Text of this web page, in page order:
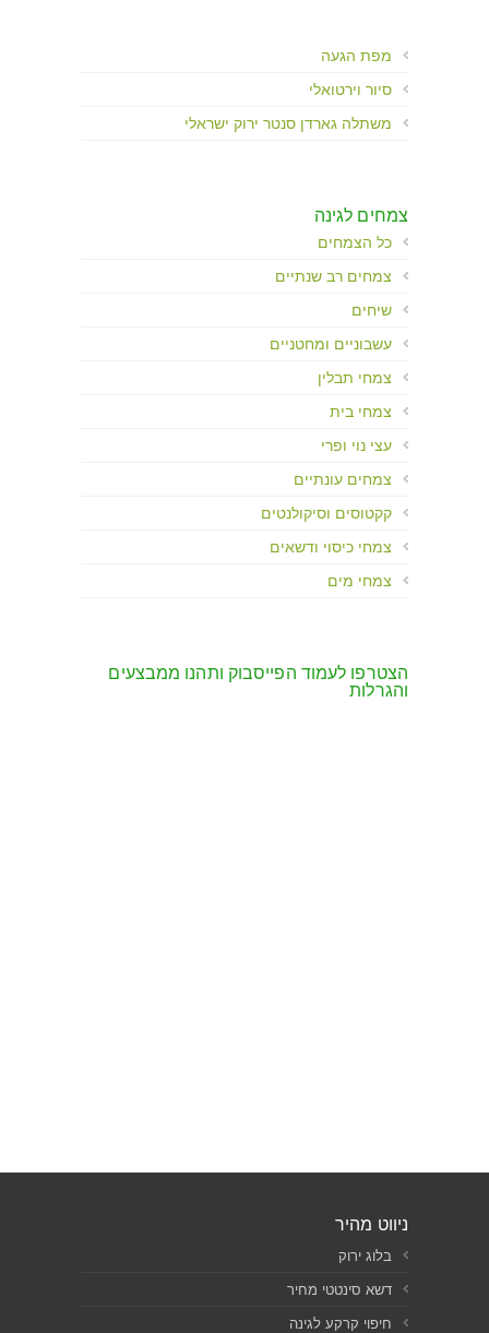
מפת הגעה
סיור וירטואלי
משתלה גארדן סנטר ירוק ישראלי
צמחים לגינה
כל הצמחים
צמחים רב שנתיים
שיחים
עשבוניים ומחטניים
צמחי תבלין
צמחי בית
עצי נוי ופרי
צמחים עונתיים
קקטוסים וסיקולנטים
צמחי כיסוי ודשאים
צמחי מים
הצטרפו לעמוד הפייסבוק ותהנו ממבצעים
והגרלות
ניווט מהיר
בלוג ירוק
דשא סינטטי מחיר
חיפוי קרקע לגינה